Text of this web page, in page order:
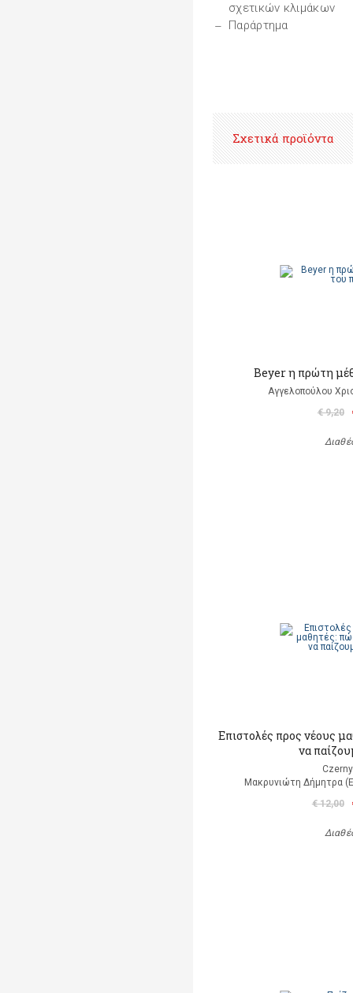
σχετικών κλιμάκων
Παράρτημα
Σχετικά προϊόντα
Beyer η πρώτη
Αγγελοπούλου
€ 9,20
Επιστολές προς νέους
να
Μακρυνιώτη Δήμητρα
€ 12,00